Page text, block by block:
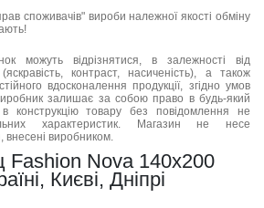
споживачів" вироби належної якості обміну
можуть відрізнятися, в залежності від
контраст, насиченість), а також
вдосконалення продукції, згідно умов
залишає за собою право в будь-який
конструкцію товару без повідомлення не
характеристик. Магазин не несе
внесені виробником.
Fashion Nova 140x200
Києві, Дніпрі